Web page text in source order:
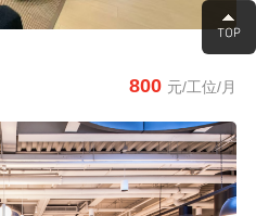
800 元/工位/月